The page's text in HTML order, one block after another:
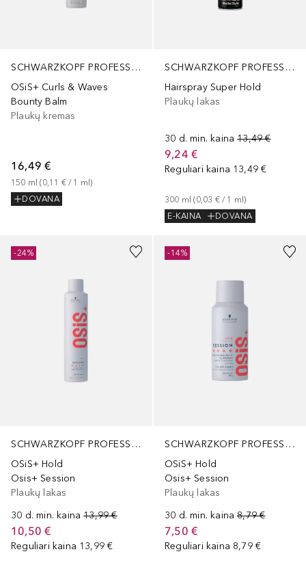
SCHWARZKOPF PROFESSIONAL
OSiS+ Curls & Waves
Bounty Balm
Plaukų kremas
16,49 €
150 ml (0,11 € / 1 ml)
DOVANA
SCHWARZKOPF PROFESSIONAL
Hairspray Super Hold
Plaukų lakas
30 d. min. kaina 13,49 €
9,24 €
Reguliari kaina 13,49 €
300 ml (0,03 € / 1 ml)
E-KAINA
DOVANA
SCHWARZKOPF PROFESSIONAL
OSiS+ Hold
Osis+ Session
Plaukų lakas
30 d. min. kaina 13,99 €
10,50 €
Reguliari kaina 13,99 €
-24%
SCHWARZKOPF PROFESSIONAL
OSiS+ Hold
Osis+ Session
Plaukų lakas
30 d. min. kaina 8,79 €
7,50 €
Reguliari kaina 8,79 €
-14%